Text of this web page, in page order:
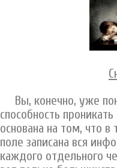
Вы, конечно, уже
способность
основана на том, что
поле записана вся
каждого отдельного